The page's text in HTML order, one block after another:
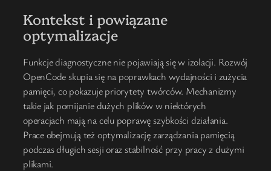
Kontekst i powiązane
optymalizacje
Funkcje diagnostyczne nie pojawiają się w izolacji. Rozwój
OpenCode skupia się na poprawkach wydajności i zużycia
pamięci, co pokazuje priorytety twórców. Mechanizmy
takie jak pomijanie dużych plików w niektórych
operacjach mają na celu poprawę szybkości działania.
Prace obejmują też optymalizację zarządzania pamięcią
podczas długich sesji oraz stabilność przy pracy z dużymi
plikami.